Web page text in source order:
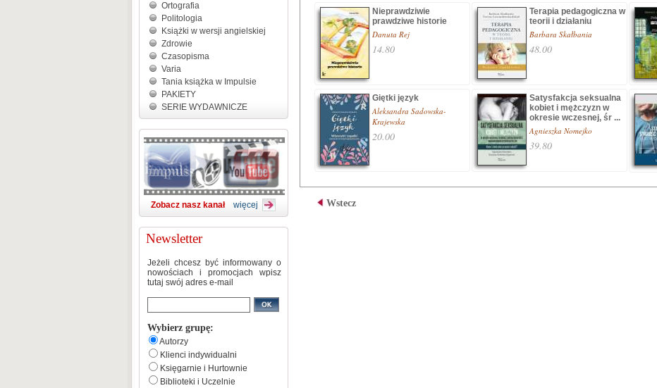
Ortografia
Politologia
Książki w wersji angielskiej
Zdrowie
Czasopisma
Varia
Tania książka w Impulsie
PAKIETY
SERIE WYDAWNICZE
Zobacz nasz kanał więcej
Newsletter
Jeżeli chcesz być informowany o
nowościach i promocjach wpisz
tutaj swój adres e-mail
Wybierz grupę:
Autorzy
Klienci indywidualni
Księgarnie i Hurtownie
Biblioteki i Uczelnie
Nieprawdziwie
prawdziwe historie
Danuta Rej
14.80
Terapia pedagogiczna w
teorii i działaniu
Barbara Skałbania
48.00
Giętki język
Aleksandra Sadowska-
Krajewska
20.00
Satysfakcja seksualna
kobiet i mężczyzn w
okresie wczesnej, śr ...
Agnieszka Nomejko
39.80
Wstecz